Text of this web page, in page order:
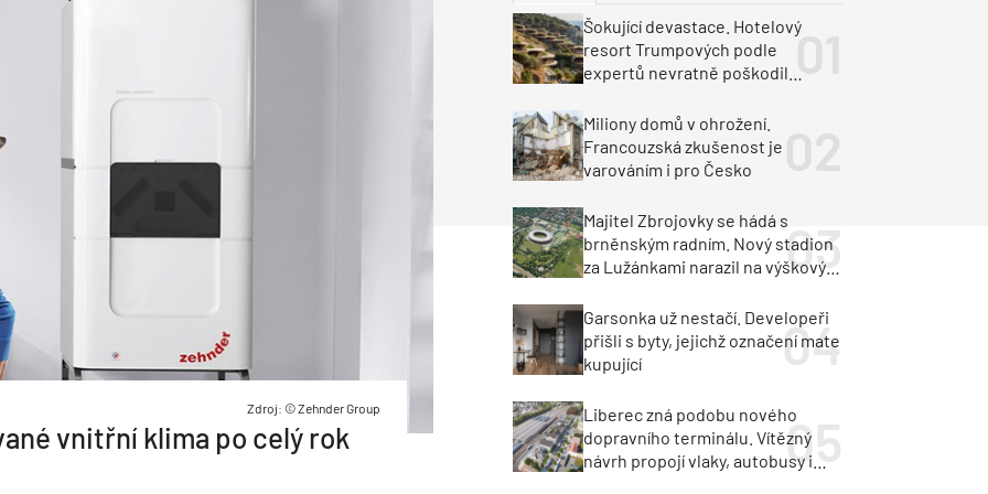
Průmyslové objekty
Inženýrské stavby
Dopravní stavby
Zdroj: © Zehnder Group
vnitřní klima po celý rok
Šokující devastace. Hotelový
resort Trumpových podle
expertů nevratně poškodil
Miliony domů v ohrožení.
Francouzská zkušenost je
varováním i pro Česko
Majitel Zbrojovky se hádá s
brněnským radním. Nový stadion
za Lužánkami narazil na výškový
Garsonka už nestačí. Developeři
přišli s byty, jejichž označení mate
kupující
Liberec zná podobu nového
dopravního terminálu. Vítězný
návrh propojí vlaky, autobusy i